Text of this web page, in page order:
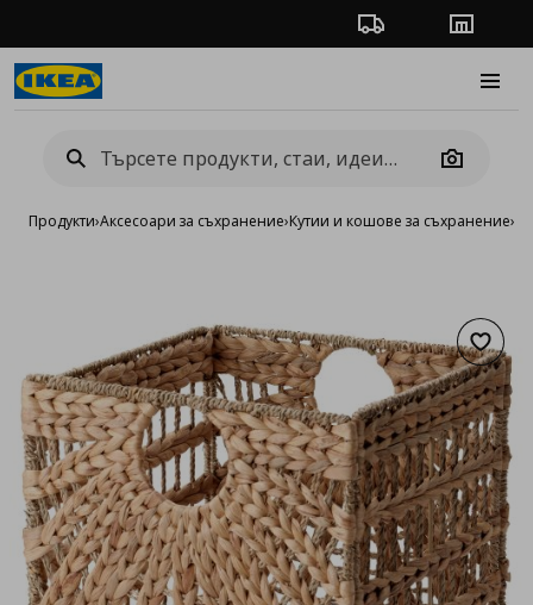
Проследяване на
Camera
Продукти›Аксесоари за съхранение›Кутии и кошове за съхранение›